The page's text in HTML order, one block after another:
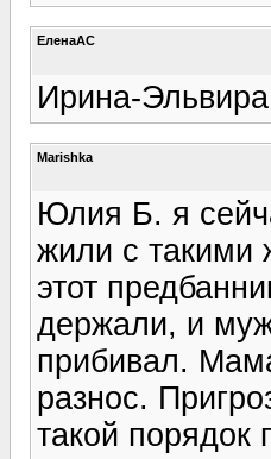
ЕленаАС
Ирина-
Marishka
Юлия Б. я
жили с такими
этот
держали, и
прибивал.
разнос.
такой порядок